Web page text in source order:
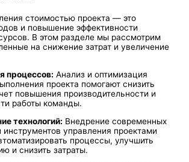
стоимостью проекта — это
и повышение эффективности
В этом разделе мы рассмотрим
на снижение затрат и увеличение
процессов: Анализ и оптимизация
проекта помогают снизить
повышения производительности и
работы команды.
технологий: Внедрение современных
инструментов управления проектами
процессы, улучшить
и снизить затраты.